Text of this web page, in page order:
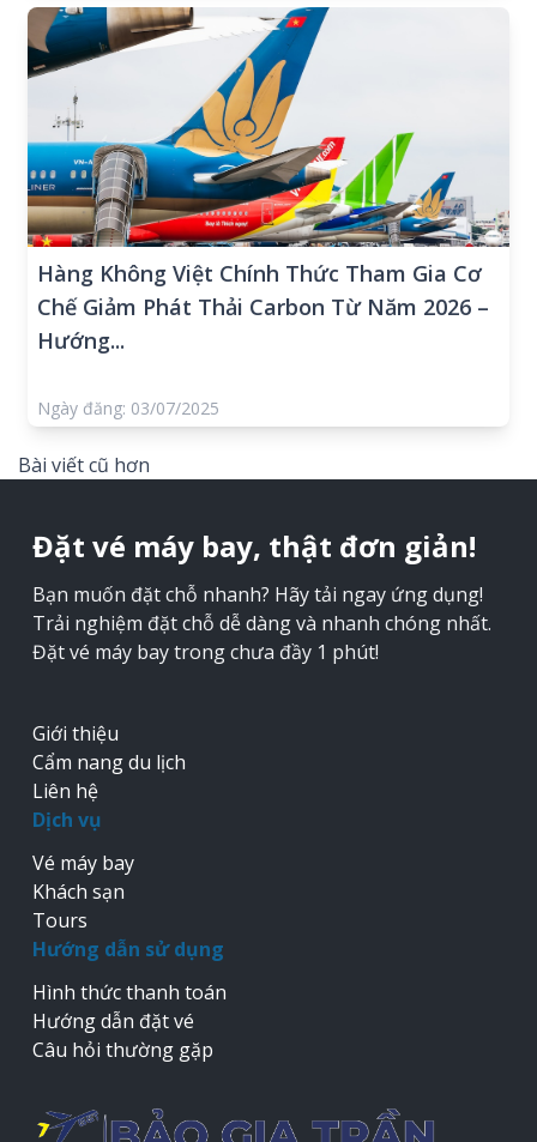
Hàng Không Việt Chính Thức Tham Gia Cơ
Chế Giảm Phát Thải Carbon Từ Năm 2026 –
Hướng...
Ngày đăng: 03/07/2025
Điều
viết
Bài viết cũ hơn
Đặt vé máy bay, thật đơn giản!
Bạn muốn đặt chỗ nhanh? Hãy tải ngay ứng dụng!
Trải nghiệm đặt chỗ dễ dàng và nhanh chóng nhất.
Đặt vé máy bay trong chưa đầy 1 phút!
Giới thiệu
Cẩm nang du lịch
Liên hệ
Dịch vụ
Vé máy bay
Khách sạn
Tours
Hướng dẫn sử dụng
Hình thức thanh toán
Hướng dẫn đặt vé
Câu hỏi thường gặp